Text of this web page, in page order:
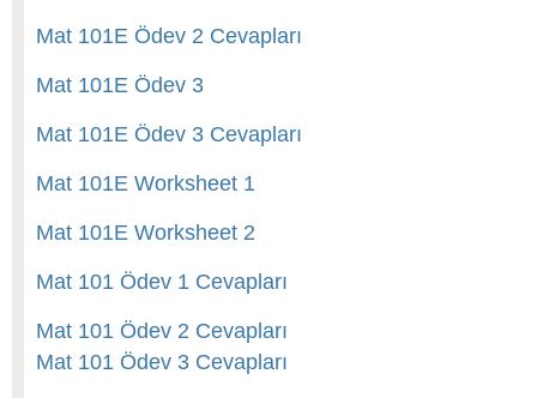
Mat 101E Ödev 2 Cevapları
Mat 101E Ödev 3
Mat 101E Ödev 3 Cevapları
Mat 101E Worksheet 1
Mat 101E Worksheet 2
Mat 101 Ödev 1 Cevapları
Mat 101 Ödev 2 Cevapları
Mat 101 Ödev 3 Cevapları